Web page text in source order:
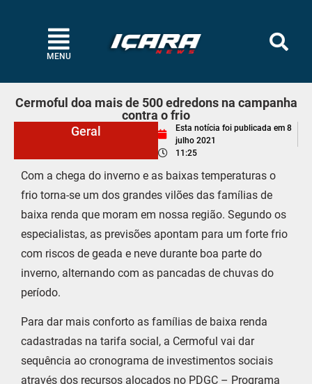
MENU
Cermoful doa mais de 500 edredons na campanha
contra o frio
Geral
Esta notícia foi publicada em 8
julho 2021
11:25
Com a chega do inverno e as baixas temperaturas o
frio torna-se um dos grandes vilões das famílias de
baixa renda que moram em nossa região. Segundo os
especialistas, as previsões apontam para um forte frio
com riscos de geada e neve durante boa parte do
inverno, alternando com as pancadas de chuvas do
período.
Para dar mais conforto as famílias de baixa renda
cadastradas na tarifa social, a Cermoful vai dar
sequência ao cronograma de investimentos sociais
através dos recursos alocados no PDGC – Programa